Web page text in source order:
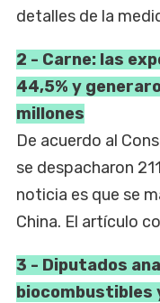
detalles de la
2 - Carne: las
44,5% y
millones
De acuerdo al
se despacharon
noticia es que se
China. El artículo
3 - Diputados
biocombustibles